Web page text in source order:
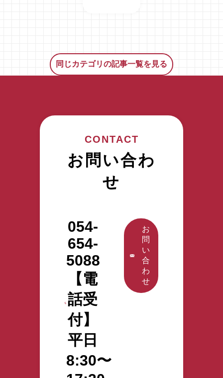
格や経験が
（土）に開
催いたしま
ットによる
配信も行い
ますので、
の際は参加
はこちらか
施設の数は
業界トップ
同じカテゴリの記事一覧を見る
CONTACT
お問い合わ
せ
054-
654-
5088
【電
話受
付】
平日
8:30〜
お
問
い
合
わ
せ